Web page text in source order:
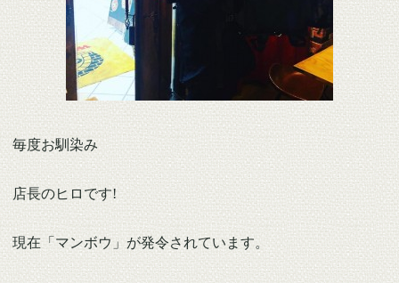
毎度お馴染み
店長のヒロです!
現在「マンボウ」が発令されています。